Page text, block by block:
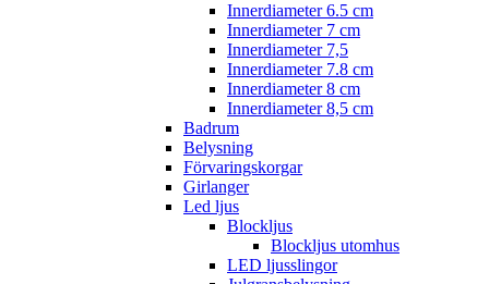
Innerdiameter 6.5 cm
Innerdiameter 7 cm
Innerdiameter 7,5
Innerdiameter 7.8 cm
Innerdiameter 8 cm
Innerdiameter 8,5 cm
Badrum
Belysning
Förvaringskorgar
Girlanger
Led ljus
Blockljus
Blockljus utomhus
LED ljusslingor